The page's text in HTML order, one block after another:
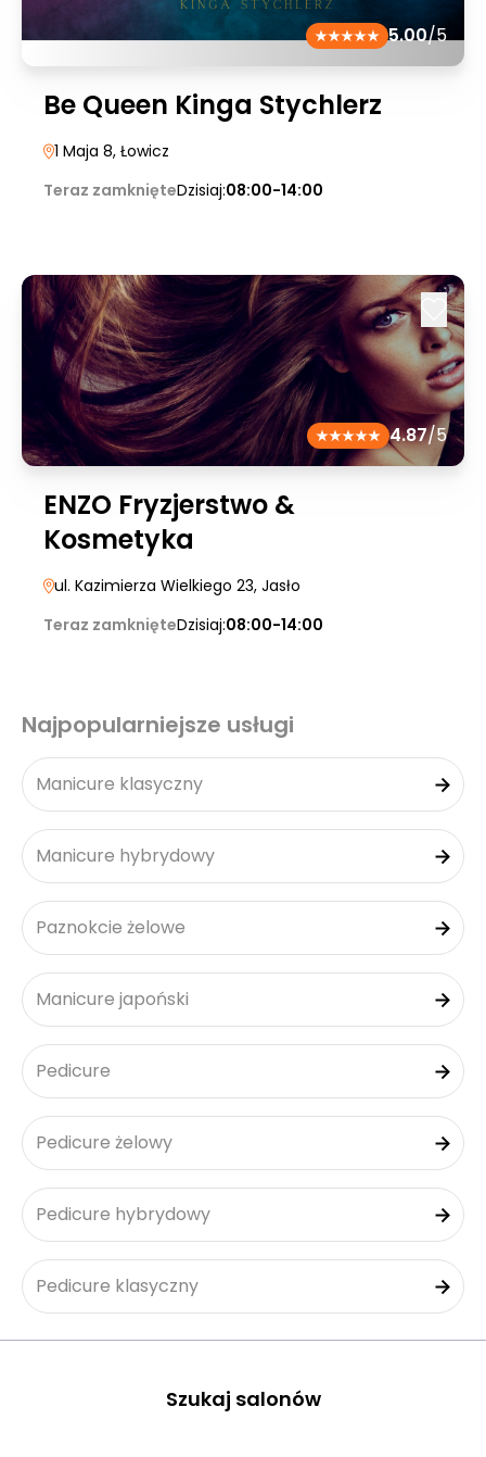
5.00/5
Be Queen Kinga Stychlerz
1 Maja 8, Łowicz
Teraz zamknięteDzisiaj:08:00-14:00
4.87/5
ENZO Fryzjerstwo &
Kosmetyka
ul. Kazimierza Wielkiego 23, Jasło
Teraz zamknięteDzisiaj:08:00-14:00
Najpopularniejsze usługi
Manicure klasyczny
Manicure hybrydowy
Paznokcie żelowe
Manicure japoński
Pedicure
Pedicure żelowy
Pedicure hybrydowy
Pedicure klasyczny
Szukaj salonów